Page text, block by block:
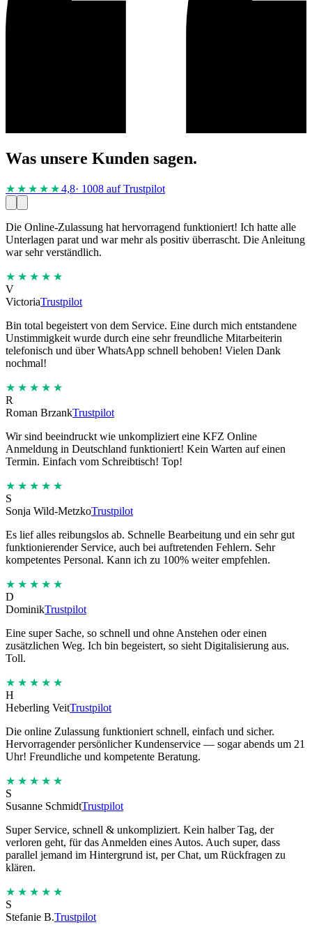
Was unsere Kunden sagen.
★★★★ ★4,8· 1008 auf Trustpilot
Die Online-Zulassung hat hervorragend funktioniert! Ich hatte alle
Unterlagen parat und war mehr als positiv überrascht. Die Anleitung
war sehr verständlich.
★★★★★
V
VictoriaTrustpilot
Bin total begeistert von dem Service. Eine durch mich entstandene
Unstimmigkeit wurde durch eine sehr freundliche Mitarbeiterin
telefonisch und über WhatsApp schnell behoben! Vielen Dank
nochmal!
★★★★★
R
Roman BrzankTrustpilot
Wir sind beeindruckt wie unkompliziert eine KFZ Online
Anmeldung in Deutschland funktioniert! Kein Warten auf einen
Termin. Einfach vom Schreibtisch! Top!
★★★★★
S
Sonja Wild-MetzkoTrustpilot
Es lief alles reibungslos ab. Schnelle Bearbeitung und ein sehr gut
funktionierender Service, auch bei auftretenden Fehlern. Sehr
kompetentes Personal. Kann ich zu 100% weiter empfehlen.
★★★★★
D
DominikTrustpilot
Eine super Sache, so schnell und ohne Anstehen oder einen
zusätzlichen Weg. Ich bin begeistert, so sieht Digitalisierung aus.
Toll.
★★★★★
H
Heberling VeitTrustpilot
Die online Zulassung funktioniert schnell, einfach und sicher.
Hervorragender persönlicher Kundenservice — sogar abends um 21
Uhr! Freundliche und kompetente Beratung.
★★★★★
S
Susanne SchmidtTrustpilot
Super Service, schnell & unkompliziert. Kein halber Tag, der
verloren geht, für das Anmelden eines Autos. Auch super, dass
parallel jemand im Hintergrund ist, per Chat, um Rückfragen zu
klären.
★★★★★
S
Stefanie B.Trustpilot